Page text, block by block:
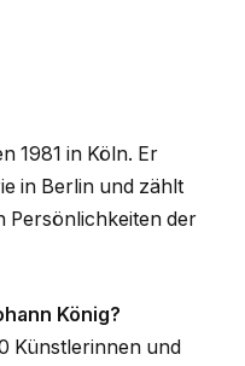
1981 in Köln. Er
in Berlin und zählt
Persönlichkeiten der
König?
Künstlerinnen und